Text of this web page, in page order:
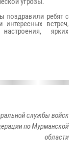
поздравили ребят с
интересных встреч,
ярких
службы войск
по Мурманской
области